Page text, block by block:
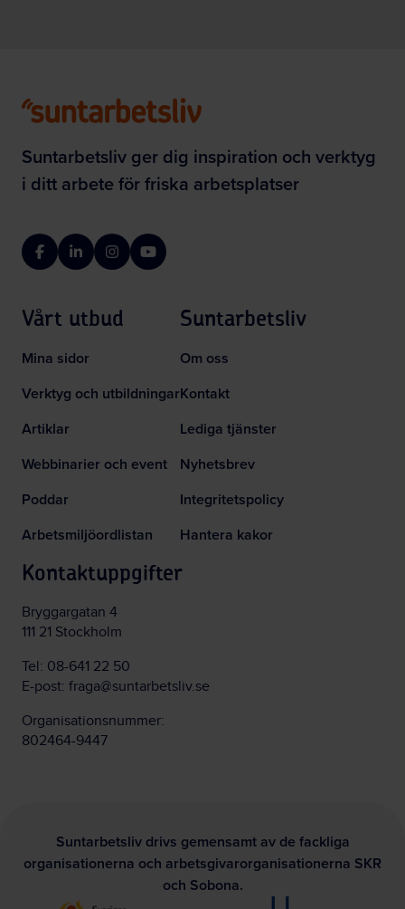
Suntarbetsliv ger dig inspiration och verktyg
i ditt arbete för friska arbetsplatser
FacebookLinkedInInstagramYouTube
Vårt utbud
Mina sidor
Verktyg och utbildningar
Artiklar
Webbinarier och event
Poddar
Arbetsmiljöordlistan
Suntarbetsliv
Om oss
Kontakt
Lediga tjänster
Nyhetsbrev
Integritetspolicy
Hantera kakor
Kontaktuppgifter
Bryggargatan 4
111 21 Stockholm
Tel: 08-641 22 50
E-post: fraga@suntarbetsliv.se
Organisationsnummer:
802464-9447
Suntarbetsliv drivs gemensamt av de fackliga
organisationerna och arbetsgivarorganisationerna SKR
och Sobona.